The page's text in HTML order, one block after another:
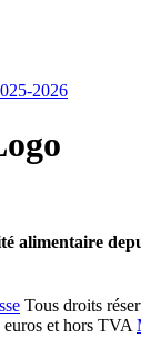
2026
alimentaire
Tous droits
et hors TVA